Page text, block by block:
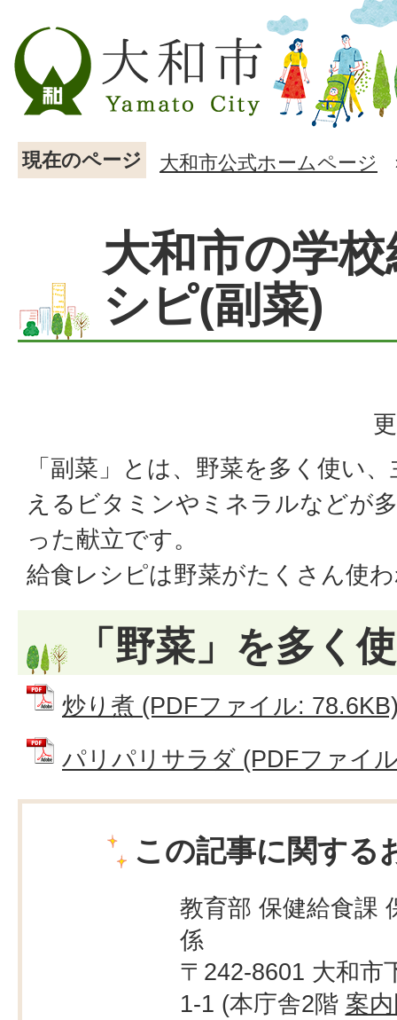
現在のページ 大和市公式ホームページ
大和市の学
シピ(副菜)
「副菜」とは、野菜を多く使い
えるビタミンやミネラルなどが
った献立です。
給食レシピは野菜がたくさん使
「野菜」を多く
炒り煮 (PDFファイル:
パリパリサラダ (PDFファイ
この記事に関する
教育部 保健給食課
係
〒242-8601 大和市
1-1 (本庁舎2階 案